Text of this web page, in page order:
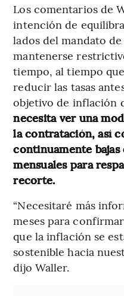
Los comentarios de
intención de
lados del mandato
mantenerse
tiempo, al tiempo
reducir las tasas
objetivo de inflación
necesita ver una
la contratación, así
continuamente
mensuales para
recorte.
“Necesitaré más
meses para
que la inflación se
sostenible hacia
dijo Waller.